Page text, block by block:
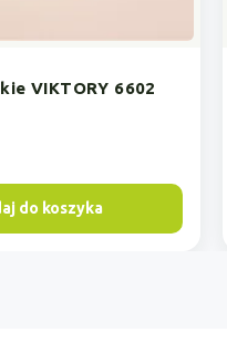
VIKTORY 6602
do koszyka